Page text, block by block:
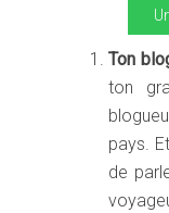
Ton
ton
pays.
de